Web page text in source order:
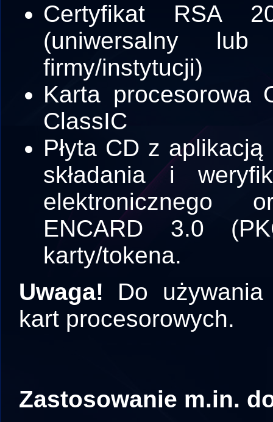
Certyfikat RSA
(uniwersalny
firmy/instytucji)
Karta procesorowa
ClassIC
Płyta CD z
składania i
elektronicznego
ENCARD 3.0
karty/tokena.
Uwaga! Do
kart procesorowych.
Zastosowanie m.in.